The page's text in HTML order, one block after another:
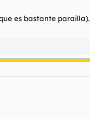
es bastante parailla).